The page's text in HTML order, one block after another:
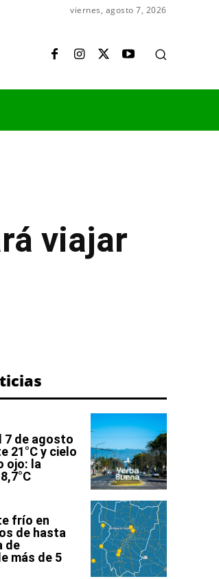
viernes, agosto 7, 2026
viajar
7 de agosto
21°C y cielo
ojo: la
frío en
de hasta
de
más de 5